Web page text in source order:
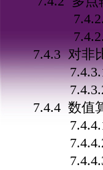
7.4.2.1 对
7.4.2.2 对
7.4.3 对非比
7.4.3.1
7.4.3.2
7.4.4 数值
7.4.4.1
7.4.4.2 支
7.4.4.3 上